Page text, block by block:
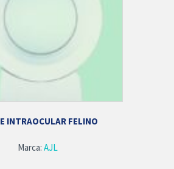
INTRAOCULAR FELINO
Marca: AJL